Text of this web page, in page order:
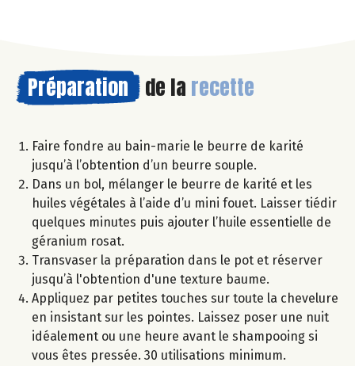
Préparation de la recette
Faire fondre au bain-marie le beurre de karité
jusqu’à l’obtention d’un beurre souple.
Dans un bol, mélanger le beurre de karité et les
huiles végétales à l’aide d’u mini fouet. Laisser tiédir
quelques minutes puis ajouter l’huile essentielle de
géranium rosat.
Transvaser la préparation dans le pot et réserver
jusqu’à l'obtention d'une texture baume.
Appliquez par petites touches sur toute la chevelure
en insistant sur les pointes. Laissez poser une nuit
idéalement ou une heure avant le shampooing si
vous êtes pressée. 30 utilisations minimum.